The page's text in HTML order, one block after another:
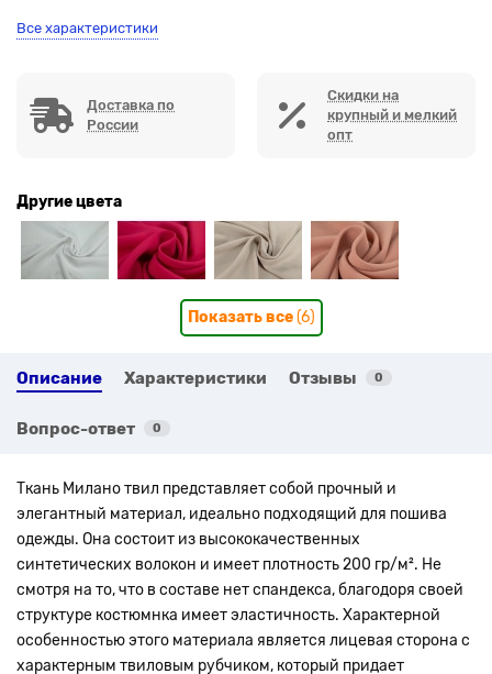
Все характеристики
Доставка по
России
Скидки на
крупный и мелкий
опт
Другие цвета
Показать все(6)
Описание Характеристики Отзывы 0
Вопрос-ответ 0
Ткань Милано твил представляет собой прочный и
элегантный материал, идеально подходящий для пошива
одежды. Она состоит из высококачественных
синтетических волокон и имеет плотность 200 гр/м². Не
смотря на то, что в составе нет спандекса, благодоря своей
структуре костюмнка имеет эластичность. Характерной
особенностью этого материала является лицевая сторона с
характерным твиловым рубчиком, который придает